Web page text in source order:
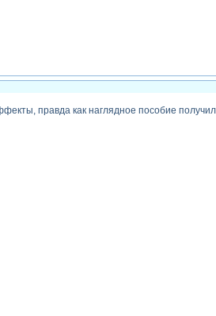
правда как наглядное пособие